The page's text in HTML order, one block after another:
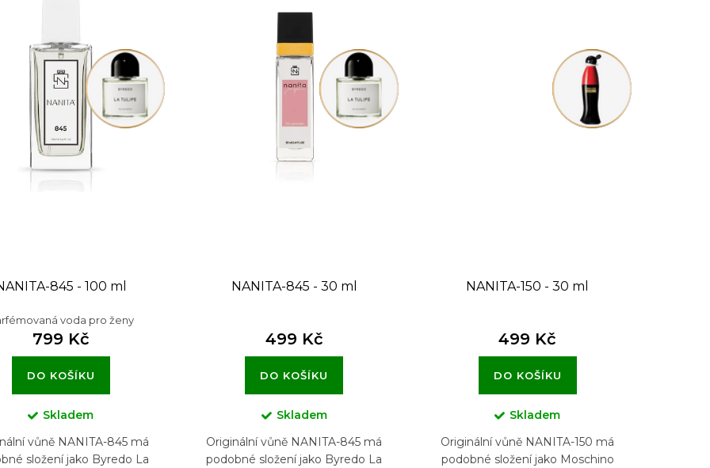
845 - 100 ml
voda pro ženy
799 Kč
DO KOŠÍKU
Skladem
vůně NANITA-845 má
složení jako Byredo La
NANITA-845 - 30 ml
499 Kč
DO KOŠÍKU
Skladem
Originální vůně NANITA-845 má
podobné složení jako Byredo La
NANITA-150 - 30 ml
499 Kč
DO KOŠÍKU
Skladem
Originální vůně NANITA-150 má
podobné složení jako Moschino